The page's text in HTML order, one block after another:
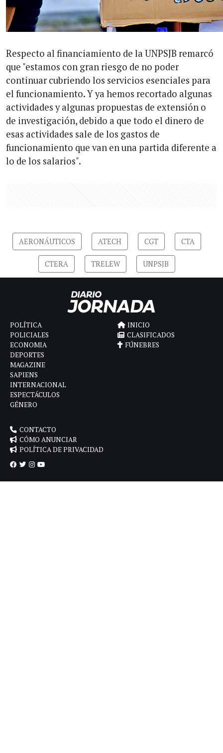
Respecto al financiamiento de la UNPSJB remarcó
que "estamos con gran riesgo de no poder
continuar cubriendo los servicios esenciales para
el funcionamiento. Y ya hemos recortado algunas
actividades y algunas propuestas de extensión o
de investigación, debido a que todo el dinero de
esas actividades sale de los gastos de
funcionamiento que van en una partida diferente a
lo de los salarios".
AERONÁUTICOS ATECH CGT CTA
CTERA TRELEW UNPSJB
POLÍTICA
POLICIALES
ECONOMIA
DEPORTES
MAGAZINE
SAPIENS
INTERNACIONAL
ESPECTÁCULOS
GÉNERO
INICIO
CLASIFICADOS
FÚNEBRES
CONTACTO
CÓMO ANUNCIAR
POLÍTICA DE PRIVACIDAD